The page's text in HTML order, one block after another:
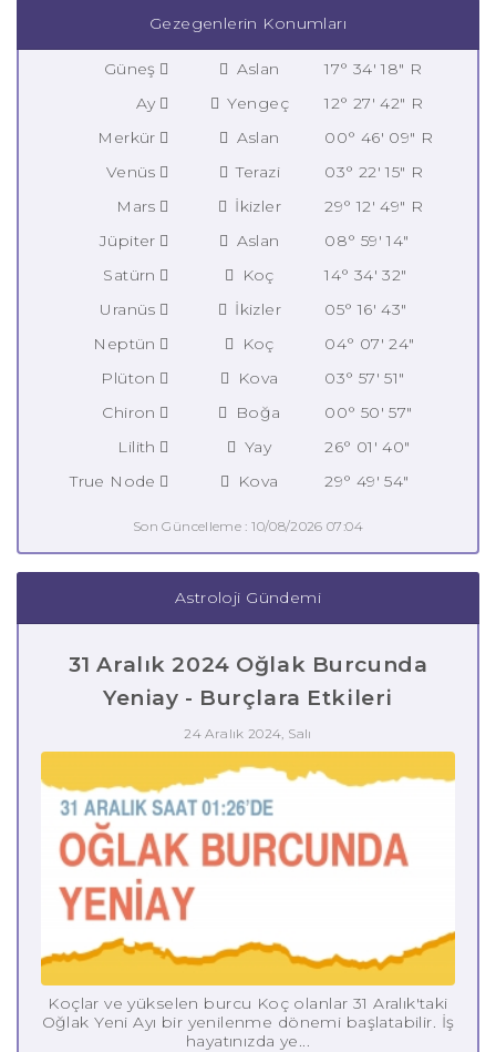
Gezegenlerin Konumları
Güneş Aslan
17° 34' 18" R
Ay
Yengeç
12° 27' 42" R
Merkür
Aslan
00° 46' 09" R
Venüs
Terazi
03° 22' 15" R
Mars
İkizler
29° 12' 49" R
Jüpiter
Aslan
08° 59' 14"
Satürn
Koç
14° 34' 32"
Uranüs
İkizler
05° 16' 43"
Neptün
Koç
04° 07' 24"
Plüton
Kova
03° 57' 51"
Chiron
Boğa
00° 50' 57"
Lilith
Yay
26° 01' 40"
True Node
Kova 29° 49' 54"
Son Güncelleme : 10/08/2026 07:04
Astroloji Gündemi
31 Aralık 2024 Oğlak Burcunda
Yeniay - Burçlara Etkileri
24 Aralık 2024, Salı
Koçlar ve yükselen burcu Koç olanlar 31 Aralık'taki
Oğlak Yeni Ayı bir yenilenme dönemi başlatabilir. İş
hayatınızda ye...